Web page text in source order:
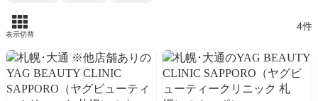
表示切替
4件